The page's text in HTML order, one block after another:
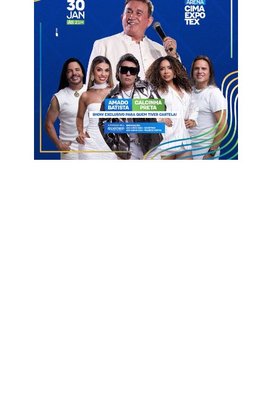
contratações, seja acelerada nos próximos dias. Vale lembrar
que a estreia do Galo na Série D acontece no próximo dia 12 de
abril, contra o Santa Cruz, no Amigão.
Informações com Globo Esporte PB